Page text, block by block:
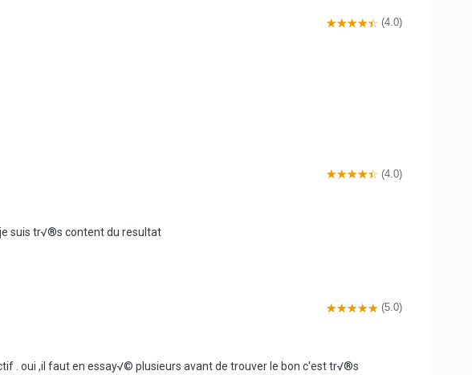
(4.0)
(4.0)
suis tr√®s content du resultat
(5.0)
. oui ,il faut en essay√© plusieurs avant de trouver le bon c'est tr√®s